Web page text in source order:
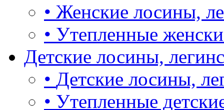
• Женские лосины,
• Утепленные
Детские лосины,
• Детские лосины,
• Утепленные